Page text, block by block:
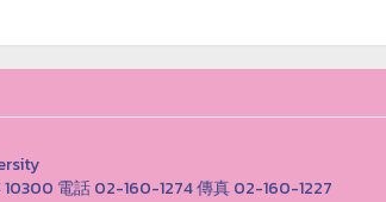
電話 02-160-1274 傳真 02-160-1227